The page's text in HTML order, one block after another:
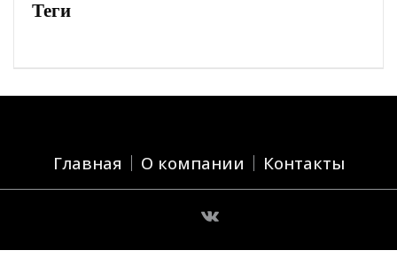
Теги
Главная О компании Контакты